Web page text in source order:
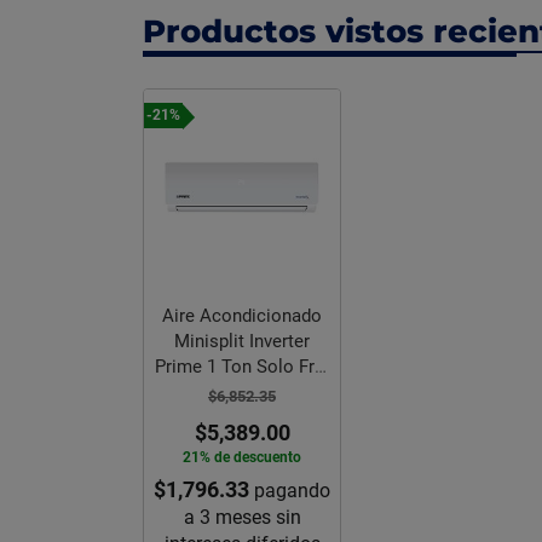
Productos vistos
-21%
Aire Acondicionado
Minisplit Inverter
Prime 1 Ton Solo Frio
220V
$6,852.35
$5,389.00
21% de descuento
$1,796.33 pagando
a 3 meses sin